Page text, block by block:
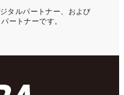
タルパートナー、および
ートナーです。